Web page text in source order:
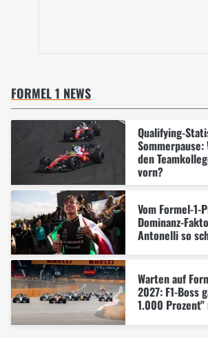
FORMEL 1 NEWS
Qualifying-
den
vorn?
Vom Formel-1-
Dominanz-
Antonelli so
Warten auf
2027: F1-Boss
1.000